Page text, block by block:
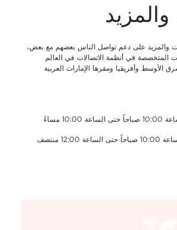
والمزيد
والمزيد على دعم تواصل الناس بعضهم مع بعض،
المتخصصة في أنظمة الاتصالات في العالم
الأوسط وأفريقيا ومقرها الإمارات العربية
مساءً
الجمعة - السبت من الساعة 10:00 صباحاً حتى الساعة 12:00 منتصف